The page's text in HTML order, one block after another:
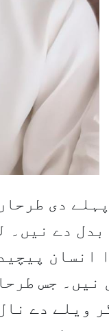
دی
بدل دے
انسان
نیں۔ جس
ویلے دے